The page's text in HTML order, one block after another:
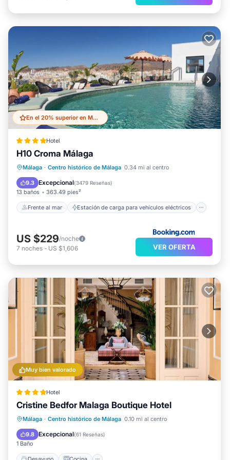
En el 20% superior en Malaga Historic Centre
Hotel
H10 Croma Málaga
Málaga · Centro histórico de Málaga 0.34 mi al centro
9.3 Excepcional(3479 Reseñas)
13 baños 363.49 pies²
Frente al mar Estación de carga para vehículos eléctricos
Frente al mar
Estación de carga para vehículos eléctricos
Aparcamiento
Piscina
US $229/noche
7 noches - US $1,606 VER OFERTA
Muy bien valorado
Hotel
Cristine Bedfor Malaga Boutique Hotel
Málaga · Centro histórico de Málaga 0.10 mi al centro
9.8 Excepcional(61 Reseñas)
1 Baño
Desayuno
Cocina
Aire acondicionado